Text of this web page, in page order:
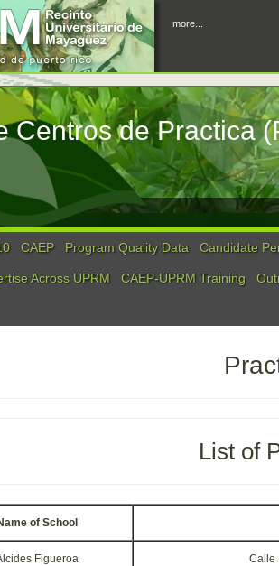
more...
Centros de Practica
CAEP Program Quality Data Candidate
Across UPRM CAEP-UPRM Training
List of
of School
Figueroa Calle